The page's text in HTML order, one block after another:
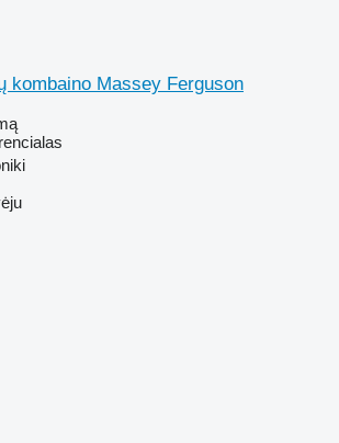
kombaino Massey Ferguson